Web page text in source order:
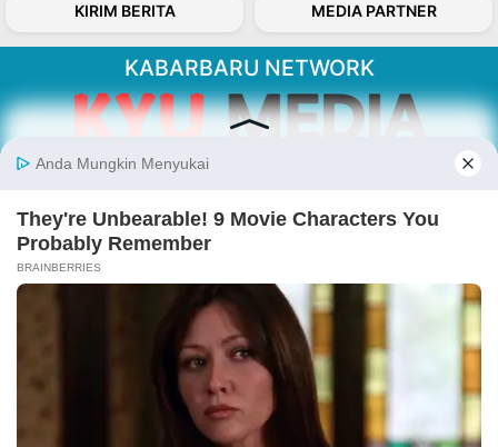
KIRIM BERITA MEDIA PARTNER
KABARBARU NETWORK
Kabarbaru.co menyajikan berita aktual dan
Follow Kabarbaru